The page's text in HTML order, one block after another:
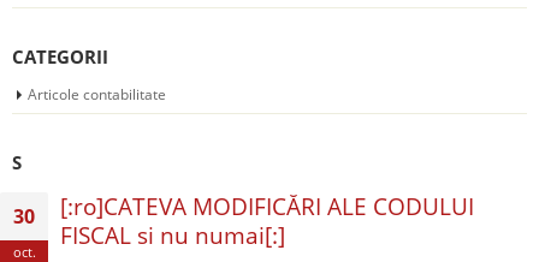
CATEGORII
Articole contabilitate
S
30
oct.
[:ro]CATEVA MODIFICĂRI ALE CODULUI
FISCAL si nu numai[:]